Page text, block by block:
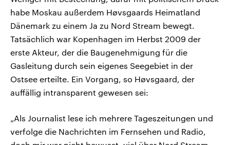
habe Moskau außerdem Høvsgaards Heimatland
Dänemark zu einem Ja zu Nord Stream bewegt.
Tatsächlich war Kopenhagen im Herbst 2009 der
erste Akteur, der die Baugenehmigung für die
Gasleitung durch sein eigenes Seegebiet in der
Ostsee erteilte. Ein Vorgang, so Høvsgaard, der
auffällig intransparent gewesen sei:
„Als Journalist lese ich mehrere Tageszeitungen und
verfolge die Nachrichten im Fernsehen und Radio,